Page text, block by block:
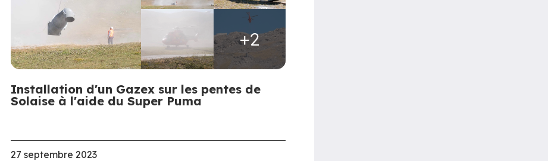
+2
Installation d'un Gazex sur les pentes de
Solaise à l'aide du Super Puma
27 septembre 2023